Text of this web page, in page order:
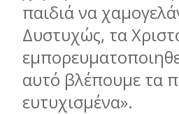
παιδιά να
Δυστυχώς, τα
αυτό βλέπουµε τα
ευτυχισµένα».